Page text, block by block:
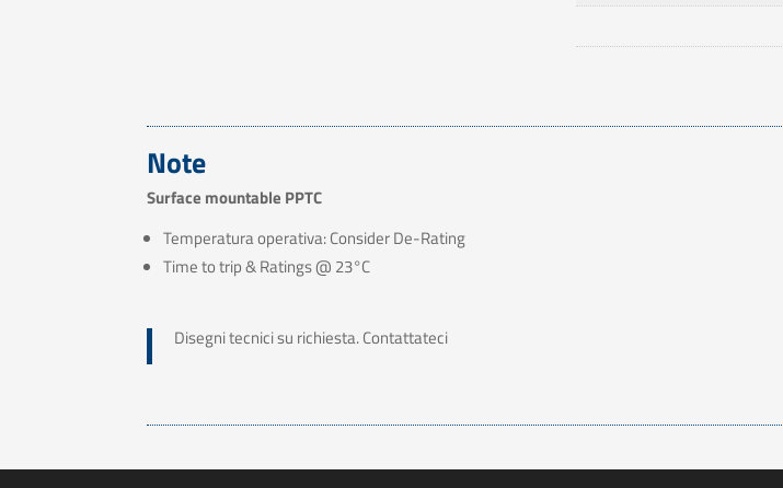
Note
Surface mountable PPTC
Temperatura operativa: Consider De-Rating
Time to trip & Ratings @ 23°C
Disegni tecnici su richiesta. Contattateci